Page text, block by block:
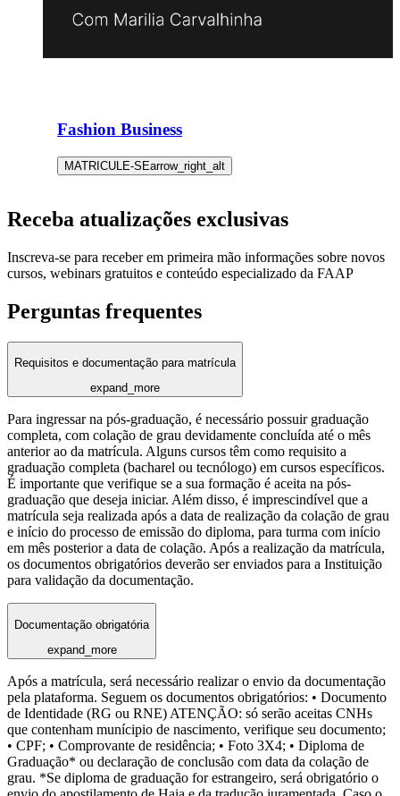
Fashion Business
MATRICULE-SEarrow_right_alt
Receba atualizações exclusivas
Inscreva-se para receber em primeira mão informações sobre novos
cursos, webinars gratuitos e conteúdo especializado da FAAP
Perguntas frequentes
Requisitos e documentação para matrícula
expand_more
Para ingressar na pós-graduação, é necessário possuir graduação
completa, com colação de grau devidamente concluída até o mês
anterior ao da matrícula. Alguns cursos têm como requisito a
graduação completa (bacharel ou tecnólogo) em cursos específicos.
É importante que verifique se a sua formação é aceita na pós-
graduação que deseja iniciar. Além disso, é imprescindível que a
matrícula seja realizada após a data de realização da colação de grau
e início do processo de emissão do diploma, para turma com início
em mês posterior a data de colação. Após a realização da matrícula,
os documentos obrigatórios deverão ser enviados para a Instituição
para validação da documentação.
Documentação obrigatória
expand_more
Após a matrícula, será necessário realizar o envio da documentação
pela plataforma. Seguem os documentos obrigatórios: • Documento
de Identidade (RG ou RNE) ATENÇÃO: só serão aceitas CNHs
que contenham munícipio de nascimento, verifique seu documento;
• CPF; • Comprovante de residência; • Foto 3X4; • Diploma de
Graduação* ou declaração de conclusão com data da colação de
grau. *Se diploma de graduação for estrangeiro, será obrigatório o